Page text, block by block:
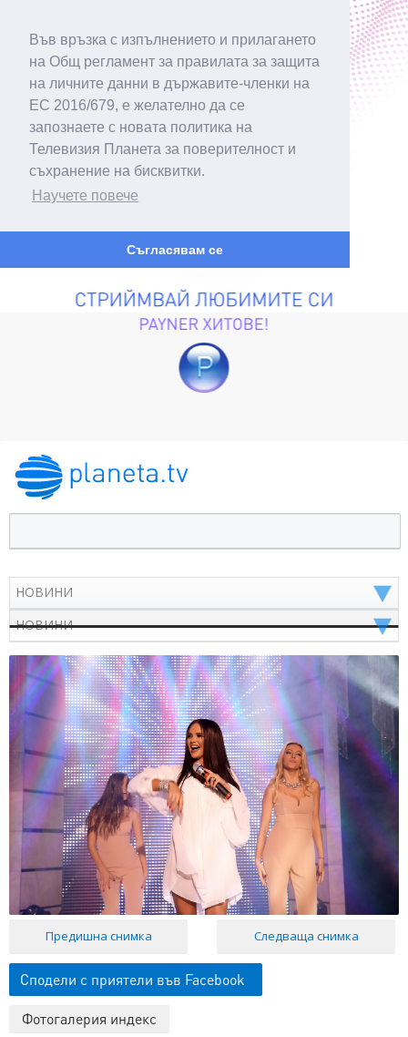
Във връзка с изпълнението и прилагането
на Общ регламент за правилата за защита
на личните данни в държавите-членки на
ЕС 2016/679, е желателно да се
запознаете с новата политика на
Телевизия Планета за поверителност и
съхранение на бисквитки.
Научете повече
Съгласявам се
Предишна снимка Следваща снимка
Сподели с приятели във Facebook
Фотогалерия индекс